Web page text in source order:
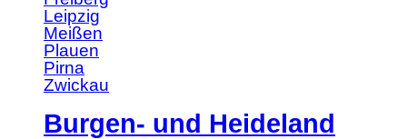
Leipzig
Meißen
Plauen
Pirna
Zwickau
Burgen- und Heideland